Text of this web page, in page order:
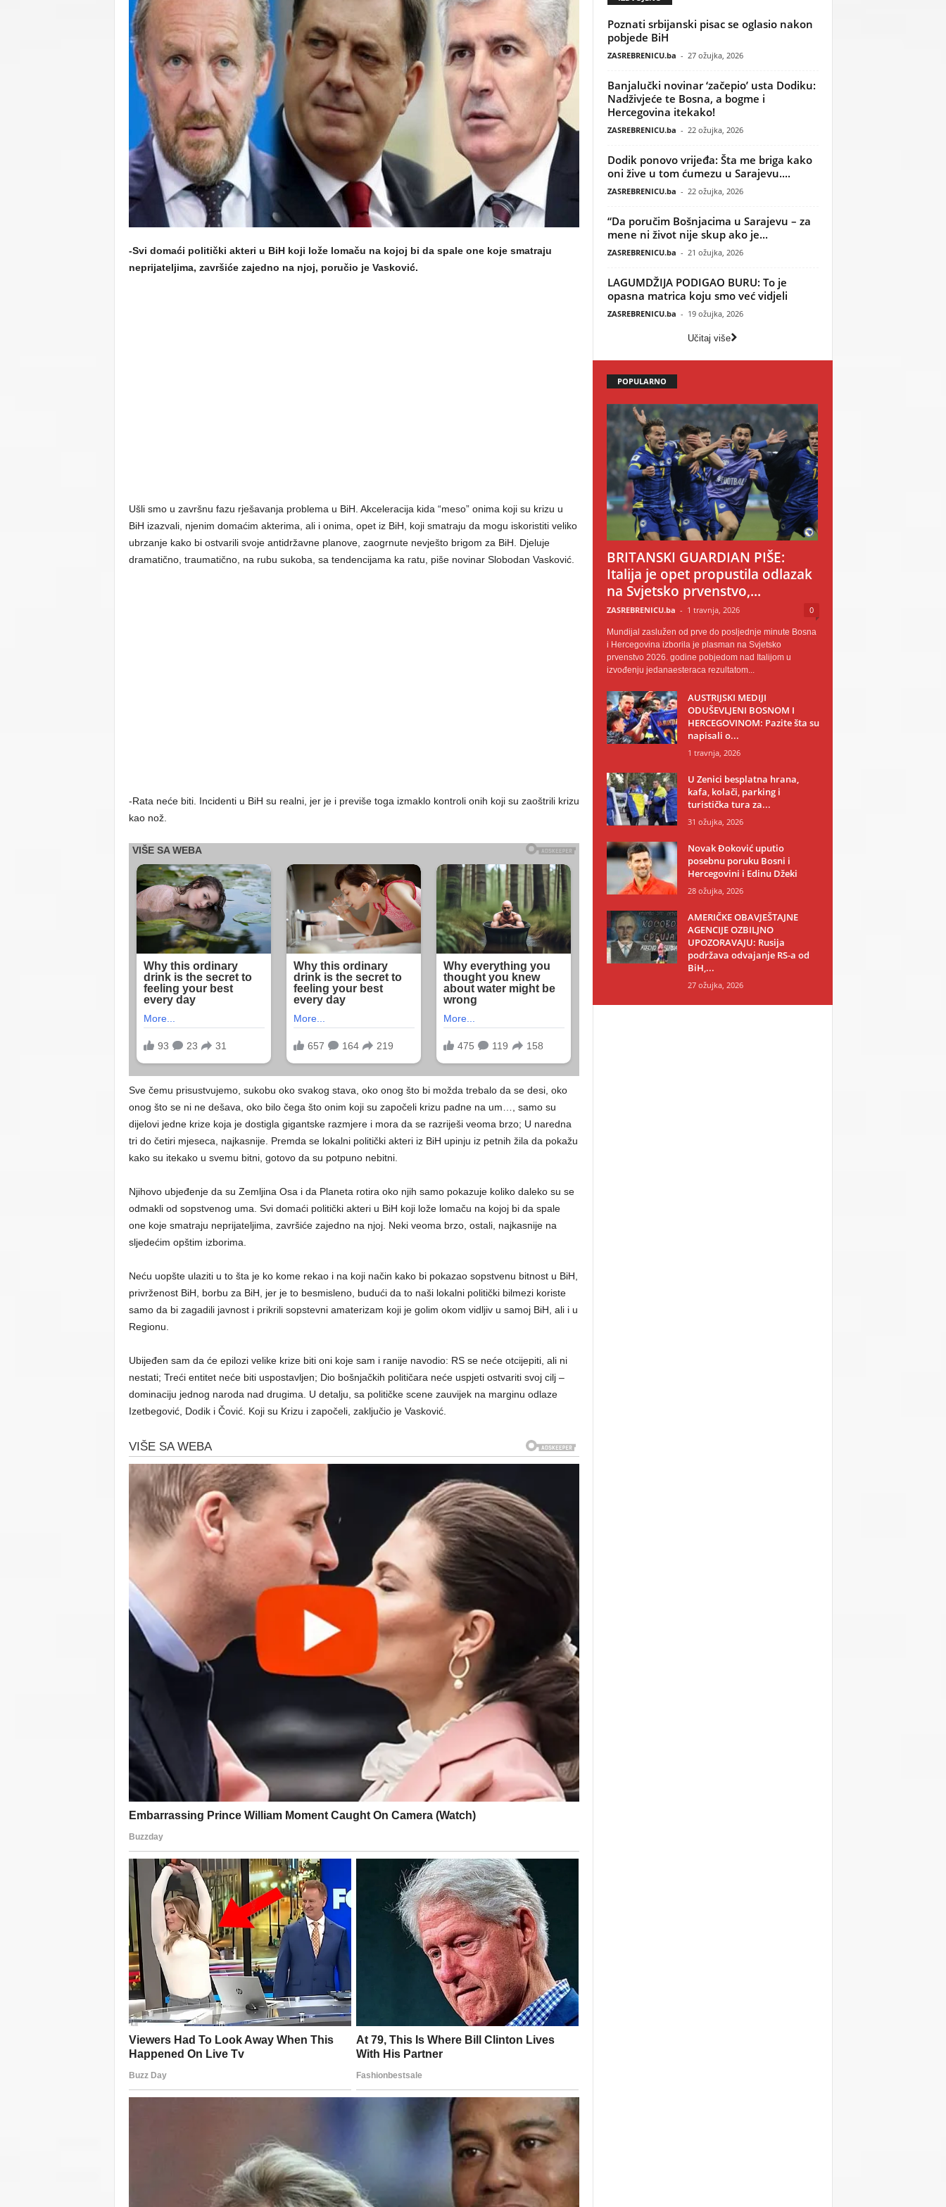
U
-Svi domaći politički akteri u BiH koji lože lomaču na kojoj bi da spale one koje smatraju
neprijateljima, završiće zajedno na njoj, poručio je Vasković.
Ušli smo u završnu fazu rješavanja problema u BiH. Akceleracija kida “meso” onima koji su krizu u
BiH izazvali, njenim domaćim akterima, ali i onima, opet iz BiH, koji smatraju da mogu iskoristiti veliko
ubrzanje kako bi ostvarili svoje antidržavne planove, zaogrnute nevješto brigom za BiH. Djeluje
dramatično, traumatično, na rubu sukoba, sa tendencijama ka ratu, piše novinar Slobodan Vasković.
-Rata neće biti. Incidenti u BiH su realni, jer je i previše toga izmaklo kontroli onih koji su zaoštrili krizu
kao nož.
Sve čemu prisustvujemo, sukobu oko svakog stava, oko onog što bi možda trebalo da se desi, oko
onog što se ni ne dešava, oko bilo čega što onim koji su započeli krizu padne na um…, samo su
dijelovi jedne krize koja je dostigla gigantske razmjere i mora da se razriješi veoma brzo; U naredna
tri do četiri mjeseca, najkasnije. Premda se lokalni politički akteri iz BiH upinju iz petnih žila da pokažu
kako su itekako u svemu bitni, gotovo da su potpuno nebitni.
Njihovo ubjeđenje da su Zemljina Osa i da Planeta rotira oko njih samo pokazuje koliko daleko su se
odmakli od sopstvenog uma. Svi domaći politički akteri u BiH koji lože lomaču na kojoj bi da spale
one koje smatraju neprijateljima, završiće zajedno na njoj. Neki veoma brzo, ostali, najkasnije na
sljedećim opštim izborima.
Neću uopšte ulaziti u to šta je ko kome rekao i na koji način kako bi pokazao sopstvenu bitnost u BiH,
privrženost BiH, borbu za BiH, jer je to besmisleno, budući da to naši lokalni politički bilmezi koriste
samo da bi zagadili javnost i prikrili sopstevni amaterizam koji je golim okom vidljiv u samoj BiH, ali i u
Regionu.
Ubijeđen sam da će epilozi velike krize biti oni koje sam i ranije navodio: RS se neće otcijepiti, ali ni
nestati; Treći entitet neće biti uspostavljen; Dio bošnjačkih političara neće uspjeti ostvariti svoj cilj –
dominaciju jednog naroda nad drugima. U detalju, sa političke scene zauvijek na marginu odlaze
Izetbegović, Dodik i Čović. Koji su Krizu i započeli, zaključio je Vasković.
Poznati srbijanski pisac se oglasio nakon
pobjede BiH
ZASREBRENICU.ba - 27 ožujka, 2026
Banjalučki novinar ‘začepio’ usta Dodiku:
Nadživjeće te Bosna, a bogme i
Hercegovina itekako!
ZASREBRENICU.ba - 22 ožujka, 2026
Dodik ponovo vrijeđa: Šta me briga kako
oni žive u tom ćumezu u Sarajevu....
ZASREBRENICU.ba - 22 ožujka, 2026
“Da poručim Bošnjacima u Sarajevu – za
mene ni život nije skup ako je...
ZASREBRENICU.ba - 21 ožujka, 2026
LAGUMDŽIJA PODIGAO BURU: To je
opasna matrica koju smo već vidjeli
ZASREBRENICU.ba - 19 ožujka, 2026
Učitaj više
POPULARNO
BRITANSKI GUARDIAN PIŠE:
Italija je opet propustila odlazak
na Svjetsko prvenstvo,...
ZASREBRENICU.ba - 1 travnja, 2026 0
Mundijal zaslužen od prve do posljednje minute Bosna
i Hercegovina izborila je plasman na Svjetsko
prvenstvo 2026. godine pobjedom nad Italijom u
izvođenju jedanaesteraca rezultatom...
AUSTRIJSKI MEDIJI
ODUŠEVLJENI BOSNOM I
HERCEGOVINOM: Pazite šta su
napisali o...
1 travnja, 2026
U Zenici besplatna hrana,
kafa, kolači, parking i
turistička tura za...
31 ožujka, 2026
Novak Đoković uputio
posebnu poruku Bosni i
Hercegovini i Edinu Džeki
28 ožujka, 2026
AMERIČKE OBAVJEŠTAJNE
AGENCIJE OZBILJNO
UPOZORAVAJU: Rusija
podržava odvajanje RS-a od
BiH,...
27 ožujka, 2026